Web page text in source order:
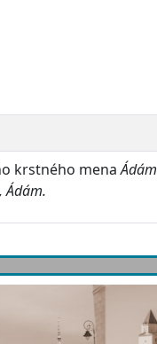
krstného menaÁdám
Ádám.